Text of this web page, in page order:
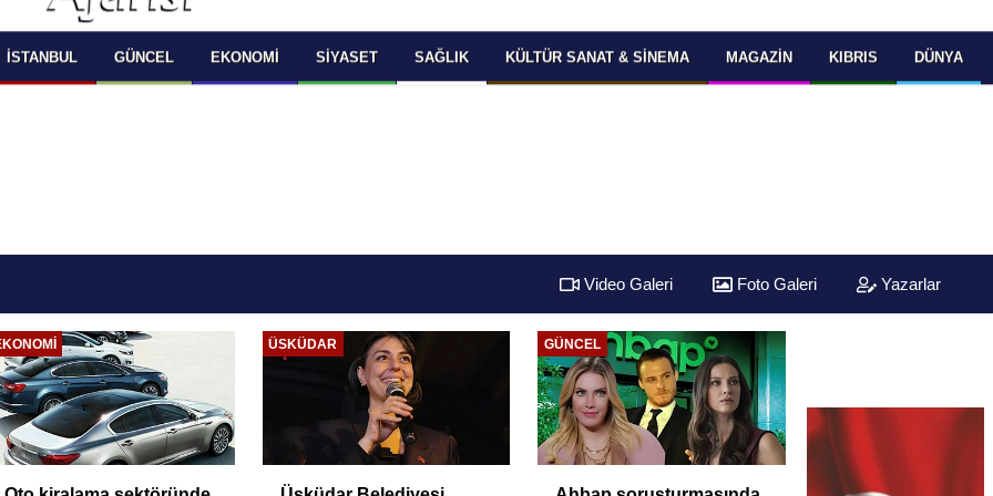
SELECT LANGUAGE YOU WOULD TO READ
OKUMAK İSTEDİĞİNİZ DİLİ SEÇİNİZ
Powered by
Translate
İSTANBUL GÜNCEL EKONOMI SIYASET SAĞLIK KÜLTÜR SANAT & SINEMA MAGAZIN KIBRIS DÜNYA
Video Galeri Foto Galeri Yazarlar
ÜSKÜDAR GÜNCEL